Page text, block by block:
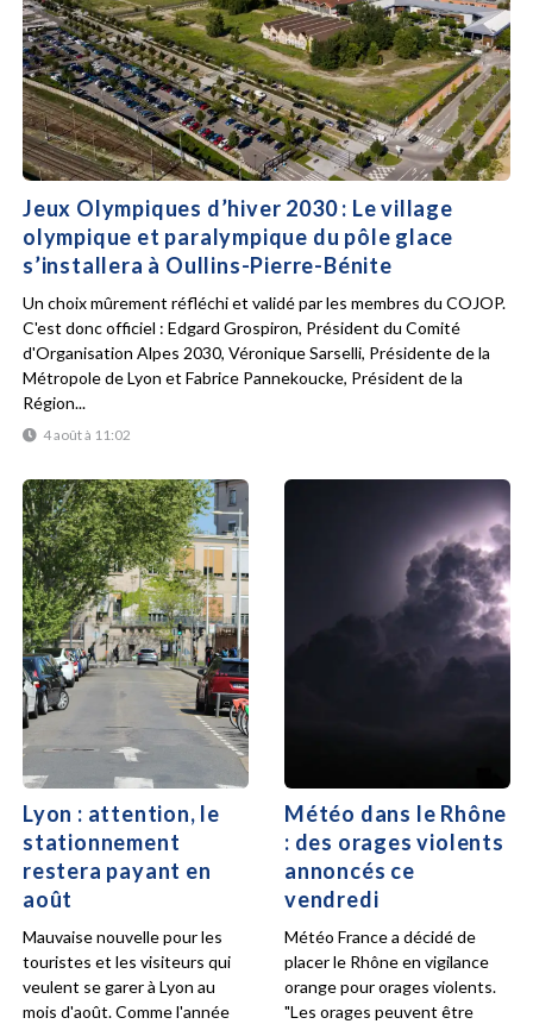
Jeux Olympiques d’hiver 2030 : Le village
olympique et paralympique du pôle glace
s’installera à Oullins-Pierre-Bénite
4 août à 11:02
Un choix mûrement réfléchi et validé par les membres du COJOP.
C'est donc officiel : Edgard Grospiron, Président du Comité
d'Organisation Alpes 2030, Véronique Sarselli, Présidente de la
Métropole de Lyon et Fabrice Pannekoucke, Président de la
Région...
Lyon : attention, le
stationnement
restera payant en
août
Mauvaise nouvelle pour les
touristes et les visiteurs qui
veulent se garer à Lyon au
mois d'août. Comme l'année
Météo dans le Rhône
: des orages violents
annoncés ce
vendredi
Météo France a décidé de
placer le Rhône en vigilance
orange pour orages violents.
"Les orages peuvent être